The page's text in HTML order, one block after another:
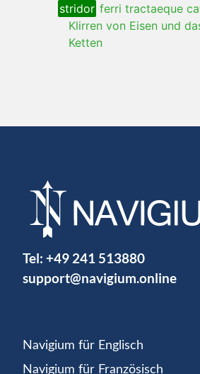
stridor ferri tractaeque
Klirren von Eisen und
Ketten
Tel: +49 241 513880
support@navigium.online
Navigium für Englisch
Navigium für Französisch